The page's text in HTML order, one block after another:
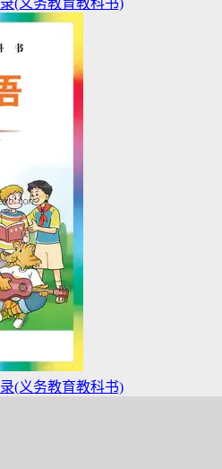
(义务教育教科书)